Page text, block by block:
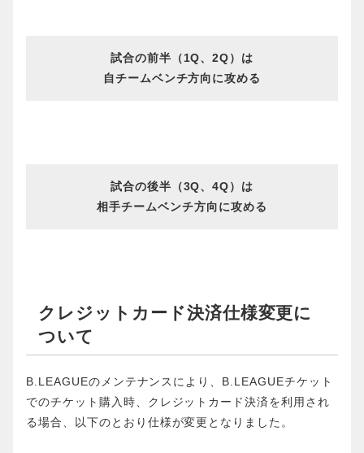
試合の前半（1Q、2Q）は
自チームベンチ方向に攻める
試合の後半（3Q、4Q）は
相手チームベンチ方向に攻める
クレジットカード決済仕様変更に
ついて
B.LEAGUEのメンテナンスにより、B.LEAGUEチケット
でのチケット購入時、クレジットカード決済を利用され
る場合、以下のとおり仕様が変更となりました。